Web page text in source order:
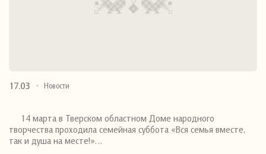
17.03 Новости
14 марта в Тверском областном Доме народного
творчества проходила семейная суббота «Вся семья вместе,
так и душа на месте!»…